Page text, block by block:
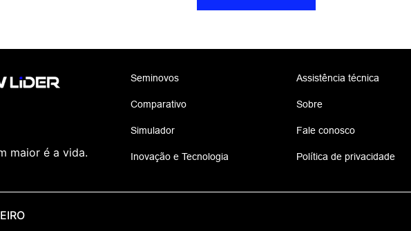
maior é a vida.
Seminovos
Comparativo
Simulador
Inovação e Tecnologia
Assistência técnica
Sobre
Fale conosco
Política de privacidade